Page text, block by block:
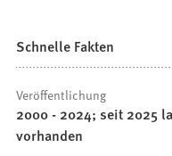
Schnelle Fakten
Veröffentlichung
2000 - 2024; seit 2025
vorhanden